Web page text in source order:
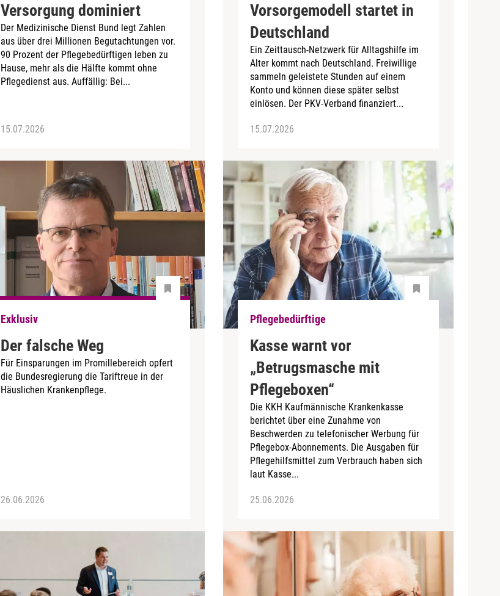
Versorgung dominiert
Der Medizinische Dienst Bund legt Zahlen
aus über drei Millionen Begutachtungen vor.
90 Prozent der Pflegebedürftigen leben zu
Hause, mehr als die Hälfte kommt ohne
Pflegedienst aus. Auffällig: Bei...
15.07.2026
Vorsorgemodell startet in
Deutschland
Ein Zeittausch-Netzwerk für Alltagshilfe im
Alter kommt nach Deutschland. Freiwillige
sammeln geleistete Stunden auf einem
Konto und können diese später selbst
einlösen. Der PKV-Verband finanziert...
15.07.2026
Exklusiv
Der falsche Weg
Für Einsparungen im Promillebereich opfert
die Bundesregierung die Tariftreue in der
Häuslichen Krankenpflege.
26.06.2026
Pflegebedürftige
Kasse warnt vor
„Betrugsmasche mit
Pflegeboxen“
Die KKH Kaufmännische Krankenkasse
berichtet über eine Zunahme von
Beschwerden zu telefonischer Werbung für
Pflegebox-Abonnements. Die Ausgaben für
Pflegehilfsmittel zum Verbrauch haben sich
laut Kasse...
25.06.2026